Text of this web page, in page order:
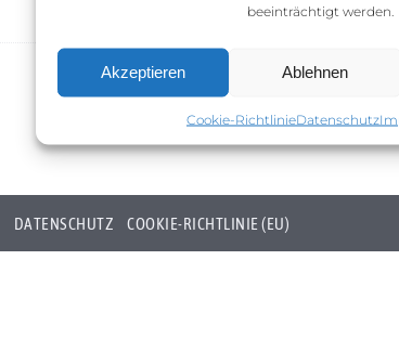
beeinträchtigt werden.
Akzeptieren Ablehnen
Cookie-RichtlinieDatenschutz
DATENSCHUTZ COOKIE-RICHTLINIE (EU)